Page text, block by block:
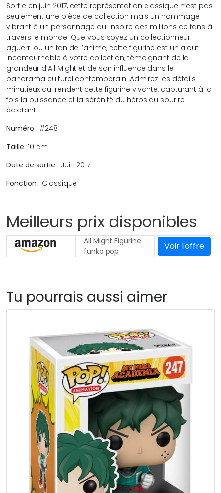
Sortie en juin 2017, cette représentation classique n’est pas
seulement une pièce de collection mais un hommage
vibrant à un personnage qui inspire des millions de fans à
travers le monde. Que vous soyez un collectionneur
aguerri ou un fan de l’anime, cette figurine est un ajout
incontournable à votre collection, témoignant de la
grandeur d’All Might et de son influence dans le
panorama culturel contemporain. Admirez les détails
minutieux qui rendent cette figurine vivante, capturant à la
fois la puissance et la sérénité du héros au sourire
éclatant.
Numéro : #248
Taille :10 cm
Date de sortie : Juin 2017
Fonction : Classique
Meilleurs prix disponibles
All Might Figurine
funko pop
Voir l'offre
Tu pourrais aussi aimer